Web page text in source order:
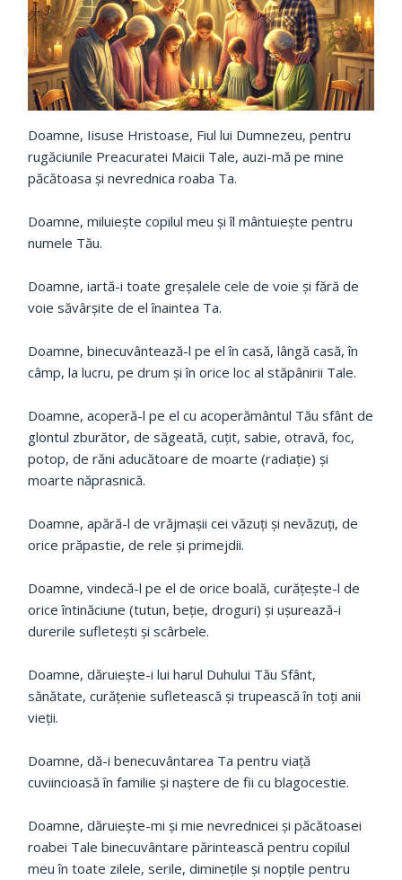
Doamne, Iisuse Hristoase, Fiul lui Dumnezeu, pentru
rugăciunile Preacuratei Maicii Tale, auzi-mă pe mine
păcătoasa şi nevrednica roaba Ta.
Doamne, miluieşte copilul meu şi îl mântuieşte pentru
numele Tău.
Doamne, iartă-i toate greşalele cele de voie şi fără de
voie săvârşite de el înaintea Ta.
Doamne, binecuvântează-l pe el în casă, lângă casă, în
câmp, la lucru, pe drum şi în orice loc al stăpânirii Tale.
Doamne, acoperă-l pe el cu acoperământul Tău sfânt de
glontul zburător, de săgeată, cuţit, sabie, otravă, foc,
potop, de răni aducătoare de moarte (radiaţie) şi
moarte năprasnică.
Doamne, apără-l de vrăjmaşii cei văzuţi şi nevăzuţi, de
orice prăpastie, de rele şi primejdii.
Doamne, vindecă-l pe el de orice boală, curăţeşte-l de
orice întinăciune (tutun, beţie, droguri) şi uşurează-i
durerile sufleteşti şi scârbele.
Doamne, dăruieşte-i lui harul Duhului Tău Sfânt,
sănătate, curăţenie sufletească şi trupească în toţi anii
vieţii.
Doamne, dă-i benecuvântarea Ta pentru viaţă
cuviincioasă în familie şi naştere de fii cu blagocestie.
Doamne, dăruieşte-mi şi mie nevrednicei şi păcătoasei
roabei Tale binecuvântare părintească pentru copilul
meu în toate zilele, serile, dimineţile şi nopţile pentru